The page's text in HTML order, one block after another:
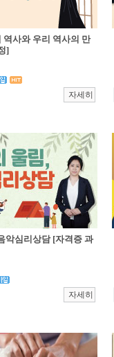
역사와 우리 역사의 만
]
악심리상담 [자격증 과